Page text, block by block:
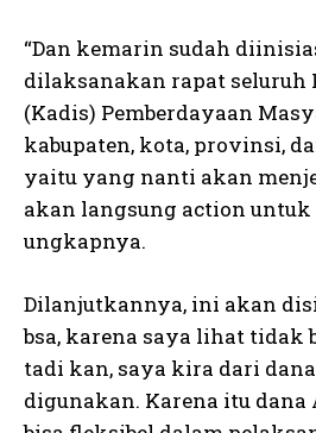
“Dan kemarin sudah
dilaksanakan rapat seluruh
(Kadis) Pemberdayaan
kabupaten, kota, provinsi,
yaitu yang nanti akan
akan langsung action untuk
ungkapnya.
Dilanjutkannya, ini akan
bsa, karena saya lihat tidak
tadi kan, saya kira dari
digunakan. Karena itu dana